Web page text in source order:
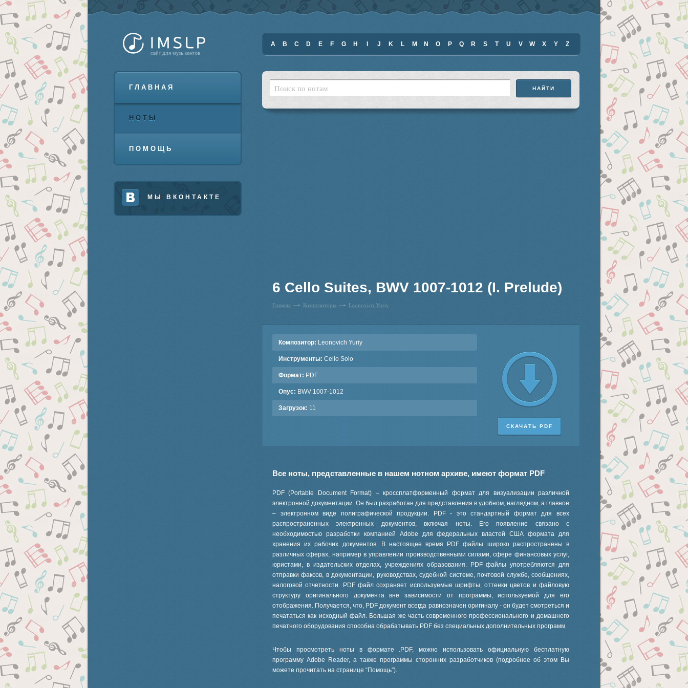
ГЛАВНАЯ
НОТЫ
ПОМОЩЬ
МЫ ВКОНТАКТЕ
A B C D E F G H J K L M N O P Q R S T U V W X Y Z
6 Cello Suites, BWV 1007-1012 (I. Prelude)
Главная Композиторы Leonovich Yuriy
Композитор: Leonovich Yuriy
Инструменты: Cello Solo
Формат: PDF
Опус: BWV 1007-1012
Загрузок: 11
СКАЧАТЬ PDF
Все ноты, представленные в нашем нотном архиве, имеют формат PDF
PDF (Portable Document Format) – кроссплатформенный формат для визуализации различной
электронной документации. Он был разработан для представления в удобном, наглядном, а главное
– электронном виде полиграфической продукции. PDF - это стандартный формат для всех
распространенных электронных документов, включая ноты. Его появление связано с
необходимостью разработки компанией Adobe для федеральных властей США формата для
хранения их рабочих документов. В настоящее время PDF файлы широко распространены в
различных сферах, например в управлении производственными силами, сфере финансовых услуг,
юристами, в издательских отделах, учреждениях образования. PDF файлы употребляются для
отправки факсов, в документации, руководствах, судебной системе, почтовой службе, сообщениях,
налоговой отчетности. PDF файл сохраняет используемые шрифты, оттенки цветов и файловую
структуру оригинального документа вне зависимости от программы, используемой для его
отображения. Получается, что, PDF документ всегда равнозначен оригиналу - он будет смотреться и
печататься как исходный файл. Большая же часть современного профессионального и домашнего
печатного оборудования способна обрабатывать PDF без специальных дополнительных программ.
Чтобы просмотреть ноты в формате .PDF, можно использовать официальную бесплатную
программу Adobe Reader, а также программы сторонних разработчиков (подробнее об этом Вы
можете прочитать на странице “Помощь”).